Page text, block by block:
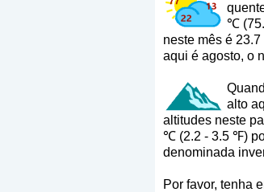
℃
neste mês é
aqui é agosto, o
alto
altitudes neste
℃ (2.2 - 3.5 ℉)
denominada
Por favor, tenha